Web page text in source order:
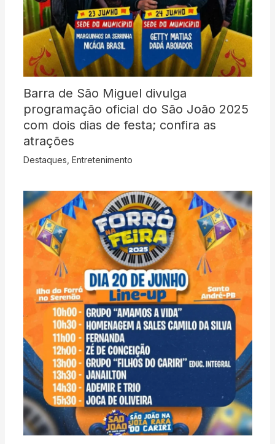
Barra de São Miguel divulga
programação oficial do São João 2025
com dois dias de festa; confira as
atrações
Destaques Entretenimento